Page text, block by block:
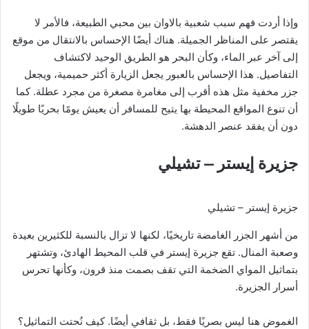
وإذا أردت فهم سبب شعبية بالاوان بين محبي الطبيعة، فالأمر لا
يقتصر على المناظر الجميلة. هناك أيضًا الإحساس بالانتقال من موقع
إلى آخر عبر الماء، وكأن البحر هو الطريق الوحيد لاكتشاف
التفاصيل. هذا الإحساس بالعبور يجعل الزيارة أكثر حميمية، ويجعل
جزر مخفية مثل هذه أقرب إلى مغامرة مصغرة من مجرد عطلة. كما
أن تنوع المواقع المحيطة بها يتيح للمسافر أن يعيش يومًا بحريًا طويلًا
دون أن يفقد عنصر الدهشة.
جزيرة إيستر – تشيلي
جزيرة إيستر – تشيلي
من أشهر الجزر الغامضة تاريخيًا، لكنها لا تزال بالنسبة للكثيرين بعيدة
وصعبة المنال. تقع جزيرة إيستر في قلب المحيط الهادئ، وتشتهر
بتماثيل المواي الضخمة التي تقف بصمت منذ قرون، وكأنها تحرس
أسرار الجزيرة.
الغموض هنا ليس بصريًا فقط، بل ثقافي أيضًا. كيف نُحتت التماثيل؟